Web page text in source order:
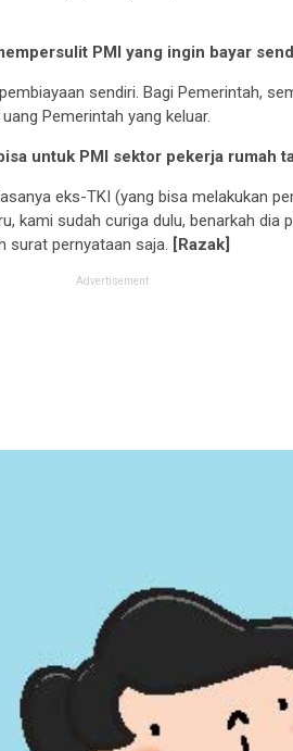
PMI yang ingin bayar
sendiri. Bagi Pemerintah,
Pemerintah yang keluar.
untuk PMI sektor pekerja rumah
eks-TKI (yang bisa melakukan
kami sudah curiga dulu, benarkah dia
surat pernyataan saja.
[Razak]
Advertisement